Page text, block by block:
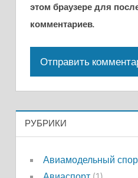
этом браузере для
комментариев.
РУБРИКИ
Авиамодельный